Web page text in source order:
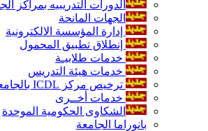
الدورات التدريبيه بمراكز
الجهات المانحة
إدارة المؤسسة الالكترونية
إنطلاق تطبيق المحمول
خدمات طلابيـة
خدمات هيئة التدريس
ترخيص مركز ICDL بالجامعة
خدمات أخــرى
الشكاوى الحكومية الموحدة
بانوراما الجامعة